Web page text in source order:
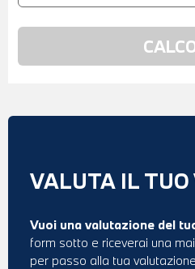
VALUTA IL TUO
Vuoi una valutazione del
form sotto e riceverai una
per passo alla tua